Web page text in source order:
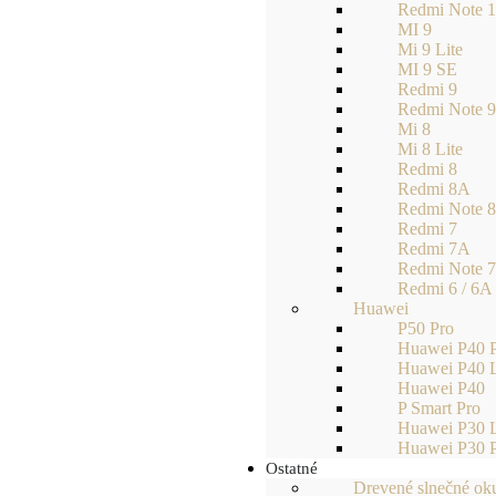
Redmi Note
MI 9
Mi 9 Lite
MI 9 SE
Redmi 9
Redmi Note 9
Mi 8
Mi 8 Lite
Redmi 8
Redmi 8A
Redmi Note
Redmi 7
Redmi 7A
Redmi Note 7
Redmi 6 / 6A
Huawei
P50 Pro
Huawei P40
Huawei P40
Huawei P40
P Smart Pro
Huawei P30
Huawei P30
Ostatné
Drevené slnečné